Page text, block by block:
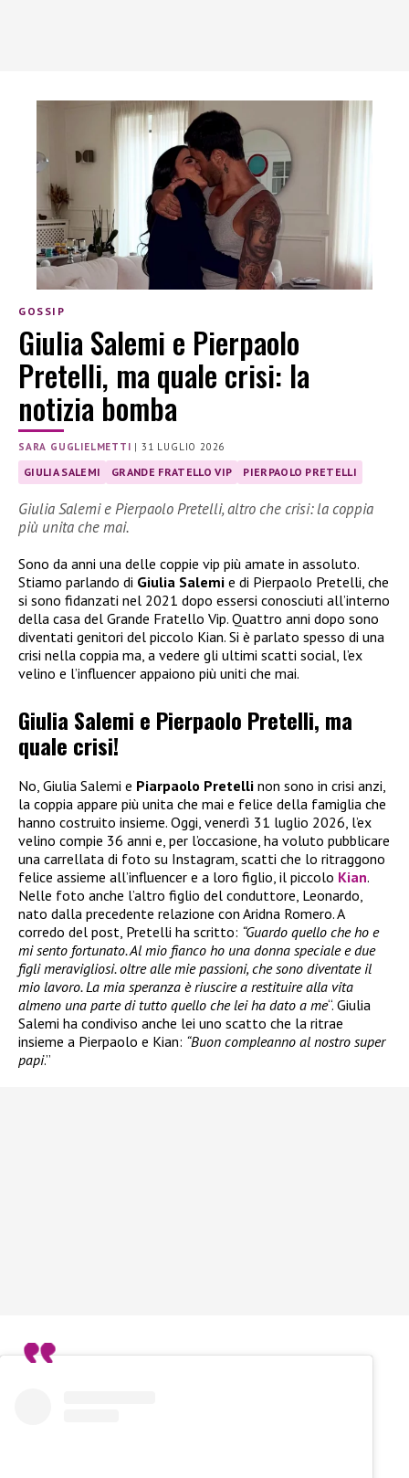
GOSSIP
Giulia Salemi e Pierpaolo
Pretelli, ma quale crisi: la
notizia bomba
SARA GUGLIELMETTI |31 LUGLIO 2026
GIULIA SALEMI GRANDE FRATELLO VIP PIERPAOLO PRETELLI
Giulia Salemi e Pierpaolo Pretelli, altro che crisi: la coppia
più unita che mai.
Sono da anni una delle coppie vip più amate in assoluto.
Stiamo parlando di Giulia Salemi e di Pierpaolo Pretelli, che
si sono fidanzati nel 2021 dopo essersi conosciuti all’interno
della casa del Grande Fratello Vip. Quattro anni dopo sono
diventati genitori del piccolo Kian. Si è parlato spesso di una
crisi nella coppia ma, a vedere gli ultimi scatti social, l’ex
velino e l’influencer appaiono più uniti che mai.
Giulia Salemi e Pierpaolo Pretelli, ma
quale crisi!
No, Giulia Salemi e Piarpaolo Pretelli non sono in crisi anzi,
la coppia appare più unita che mai e felice della famiglia che
hanno costruito insieme. Oggi, venerdì 31 luglio 2026, l’ex
velino compie 36 anni e, per l’occasione, ha voluto pubblicare
una carrellata di foto su Instagram, scatti che lo ritraggono
felice assieme all’influencer e a loro figlio, il piccolo Kian.
Nelle foto anche l’altro figlio del conduttore, Leonardo,
nato dalla precedente relazione con Aridna Romero. A
corredo del post, Pretelli ha scritto: “Guardo quello che ho e
mi sento fortunato. Al mio fianco ho una donna speciale e due
figli meravigliosi. oltre alle mie passioni, che sono diventate il
mio lavoro. La mia speranza è riuscire a restituire alla vita
almeno una parte di tutto quello che lei ha dato a me“. Giulia
Salemi ha condiviso anche lei uno scatto che la ritrae
insieme a Pierpaolo e Kian: “Buon compleanno al nostro super
papi.”